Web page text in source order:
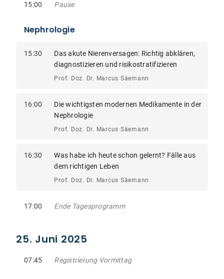
15:00 Pause
Nephrologie
15:30
Das akute Nierenversagen: Richtig abklären,
diagnostizieren und risikostratifizieren
Prof. Doz. Dr. Marcus Säemann
16:00
Die wichtigsten modernen Medikamente in der
Nephrologie
Prof. Doz. Dr. Marcus Säemann
16:30
Was habe ich heute schon gelernt? Fälle aus
dem richtigen Leben
Prof. Doz. Dr. Marcus Säemann
17:00 Ende Tagesprogramm
25. Juni 2025
07:45 Registrierung Vormittag